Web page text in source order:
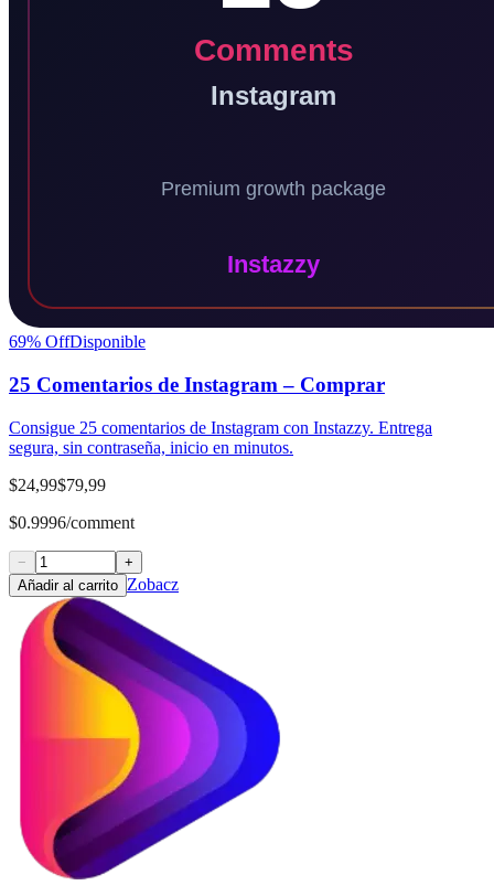
69% OffDisponible
25 Comentarios de Instagram – Comprar
Consigue 25 comentarios de Instagram con Instazzy. Entrega
segura, sin contraseña, inicio en minutos.
$24,99$79,99
$0.9996/comment
−
+
Añadir al carrito Zobacz